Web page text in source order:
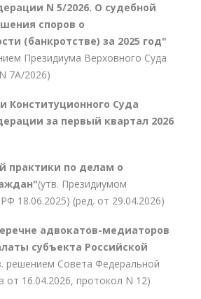
N 5/2026. О судебной
споров о
(банкротстве) за 2025 год"
Президиума Верховного Суда
7А/2026)
Конституционного Суда
за первый квартал 2026
практики по делам о
(утв. Президиумом
18.06.2025) (ред. от 29.04.2026)
адвокатов-медиаторов
субъекта Российской
решением Совета Федеральной
от 16.04.2026, протокол N 12)